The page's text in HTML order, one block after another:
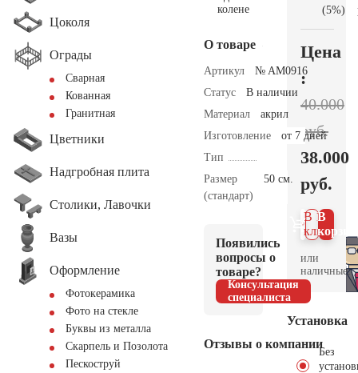
Цоколя
Ограды
Сварная
Кованная
Гранитная
Цветники
Надгробная плита
Столики, Лавочки
Вазы
Оформление
Фотокерамика
Фото на стекле
Буквы из металла
Скарпель и Позолота
Пескоструй
О товаре
Артикул
№ AM0916
Статус
В наличии
Материал
акрил
Изготовление
от 7 дней
Тип
Размер
(стандарт)
50 см.
Появились
вопросы о
товаре?
Консультация
специалиста
Отзывы о компании
(5%)
Цена
:
40.000
руб.
38.000
руб.
В
В 1
клик
или
наличные.
Установка
Без